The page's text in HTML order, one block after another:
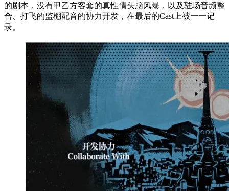
的剧本，没有甲乙方客套的真性情头脑风暴，以及驻场音频整
合、打飞的监棚配音的协力开发，在最后的Cast上被一一记
录。